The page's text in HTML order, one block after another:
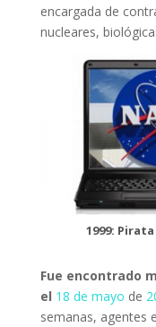
encargada de
nucleares,
1999:
Fue encontrado
el 18 de mayo de
semanas, agentes